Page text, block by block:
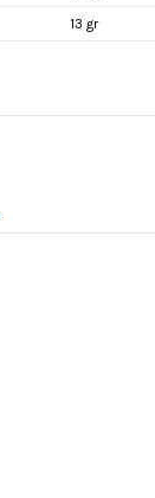
13 gr